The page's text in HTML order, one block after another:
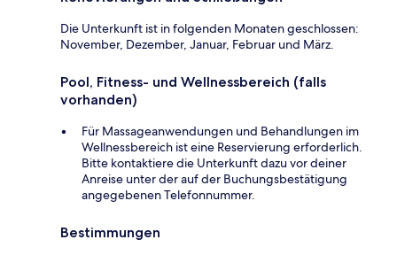
Die Unterkunft ist in folgenden Monaten geschlossen:
November, Dezember, Januar, Februar und März.
Pool, Fitness- und Wellnessbereich (falls
vorhanden)
Für Massageanwendungen und Behandlungen im
Wellnessbereich ist eine Reservierung erforderlich.
Bitte kontaktiere die Unterkunft dazu vor deiner
Anreise unter der auf der Buchungsbestätigung
angegebenen Telefonnummer.
Bestimmungen